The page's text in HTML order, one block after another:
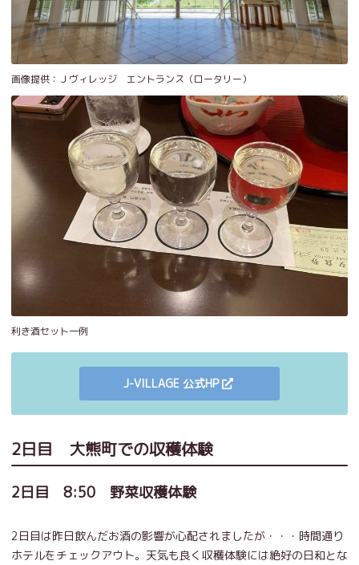
画像提供：Ｊヴィレッジ エントランス（ロータリー）
利き酒セット一例
J-VILLAGE 公式HP
2日目 大熊町での収穫体験
2日目 8:50 野菜収穫体験
2日目は昨日飲んだお酒の影響が心配されましたが・・・時間通り
ホテルをチェックアウト。天気も良く収穫体験には絶好の日和とな